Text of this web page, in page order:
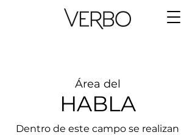
​Área del
HABLA
Dentro de este campo se realizan